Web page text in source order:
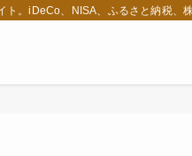
ト。iDeCo、NISA、ふるさと納税、